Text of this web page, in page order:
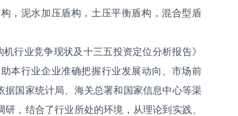
，泥水加压盾构，土压平衡盾构，混合型盾
行业竞争现状及十三五投资定位分析报告》
本行业企业准确把握行业发展动向、市场前
国家统计局、海关总署和国家信息中心等渠
，结合了行业所处的环境，从理论到实践、